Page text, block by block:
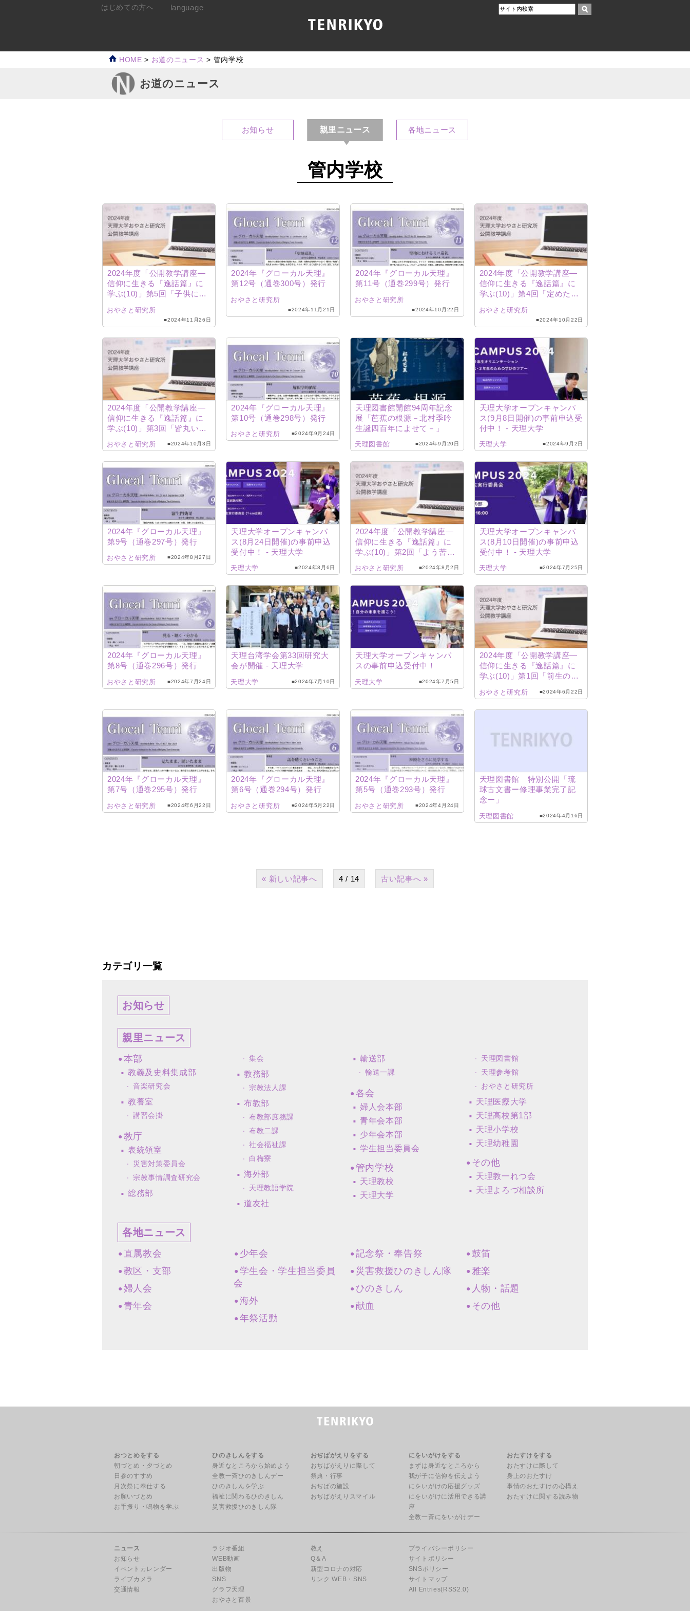
HOME > お道のニュース > 管内学校
お道のニュース
お知らせ 親里ニュース 各地ニュース
管内学校
2024年度「公開教学講座―
信仰に生きる『逸話篇』に
学ぶ(10)」第5回「子供には
信
おやさと研究所
■2024年11月26日
2024年『グローカル天理』
第12号（通巻300号）発行
おやさと研究所
■2024年11月21日
2024年『グローカル天理』
第11号（通巻299号）発行
おやさと研究所
■2024年10月22日
2024年度「公開教学講座―
信仰に生きる『逸話篇』に
学ぶ(10)」第4回「定めた
信
おやさと研究所
■2024年10月22日
2024年度「公開教学講座―
信仰に生きる『逸話篇』に
学ぶ(10)」第3回「皆丸い心
信
おやさと研究所 ■2024年10月3日
2024年『グローカル天理』
第10号（通巻298号）発行
おやさと研究所 ■2024年9月24日
天理図書館開館94周年記念
展「芭蕉の根源－北村季吟
生誕四百年によせて－」
天理図書館 ■2024年9月20日
天理大学オープンキャンパ
ス(9月8日開催)の事前申込受
付中！ ‐ 天理大学
天理大学 ■2024年9月2日
2024年『グローカル天理』
第9号（通巻297号）発行
おやさと研究所 ■2024年8月27日
天理大学オープンキャンパ
ス(8月24日開催)の事前申込
受付中！ ‐ 天理大学
天理大学 ■2024年8月6日
2024年度「公開教学講座―
信仰に生きる『逸話篇』に
学ぶ(10)」第2回「よう苦労
員）配信
おやさと研究所 ■2024年8月2日
天理大学オープンキャンパ
ス(8月10日開催)の事前申込
受付中！ ‐ 天理大学
天理大学 ■2024年7月25日
2024年『グローカル天理』
第8号（通巻296号）発行
おやさと研究所 ■2024年7月24日
天理台湾学会第33回研究大
会が開催 ‐ 天理大学
天理大学 ■2024年7月10日
天理大学オープンキャンパ
スの事前申込受付中！
天理大学 ■2024年7月5日
2024年度「公開教学講座―
信仰に生きる『逸話篇』に
学ぶ(10)」第1回「前生のさ
信
おやさと研究所 ■2024年6月22日
2024年『グローカル天理』
第7号（通巻295号）発行
おやさと研究所 ■2024年6月22日
2024年『グローカル天理』
第6号（通巻294号）発行
おやさと研究所 ■2024年5月22日
2024年『グローカル天理』
第5号（通巻293号）発行
おやさと研究所 ■2024年4月24日
天理図書館 特別公開「琉
球古文書ー修理事業完了記
念ー」
天理図書館 ■2024年4月16日
4 / 14
« »
カテゴリ一覧
お知らせ
親里ニュース
本部
教義及史料集成部
音楽研究会
教養室
講習会掛
教庁
表統領室
災害対策委員会
宗教事情調査研究会
総務部
集会
教務部
宗教法人課
布教部
布教部庶務課
布教二課
社会福祉課
白梅寮
海外部
天理教語学院
道友社
輸送部
輸送一課
各会
婦人会本部
青年会本部
少年会本部
学生担当委員会
管内学校
天理教校
天理大学
天理図書館
天理参考館
おやさと研究所
天理医療大学
天理高校第1部
天理小学校
天理幼稚園
その他
天理教一れつ会
天理よろづ相談所
各地ニュース
直属教会
教区・支部
婦人会
青年会
少年会
学生会・学生担当委員
会
海外
年祭活動
記念祭・奉告祭
災害救援ひのきしん隊
ひのきしん
献血
鼓笛
雅楽
人物・話題
その他
はじめての方へ language
おつとめをする
朝づとめ・夕づとめ
日参のすすめ
月次祭に奉仕する
お願いづとめ
お手振り・鳴物を学ぶ
ひのきしんをする
身近なところから始めよう
全教一斉ひのきしんデー
ひのきしんを学ぶ
福祉に関わるひのきしん
災害救援ひのきしん隊
おぢばがえりをする
おぢばがえりに際して
祭典・行事
おぢばの施設
おぢばがえりスマイル
にをいがけをする
まずは身近なところから
我が子に信仰を伝えよう
にをいがけの応援グッズ
にをいがけに活用できる講
座
全教一斉にをいがけデー
おたすけをする
おたすけに際して
身上のおたすけ
事情のおたすけの心構え
おたすけに関する読み物
ニュース
お知らせ
イベントカレンダー
ライブカメラ
交通情報
ラジオ番組
WEB動画
出版物
SNS
グラフ天理
おやさと百景
教え
Q＆A
新型コロナの対応
リンク WEB・SNS
プライバシーポリシー
サイトポリシー
SNSポリシー
サイトマップ
All Entries(RSS2.0)